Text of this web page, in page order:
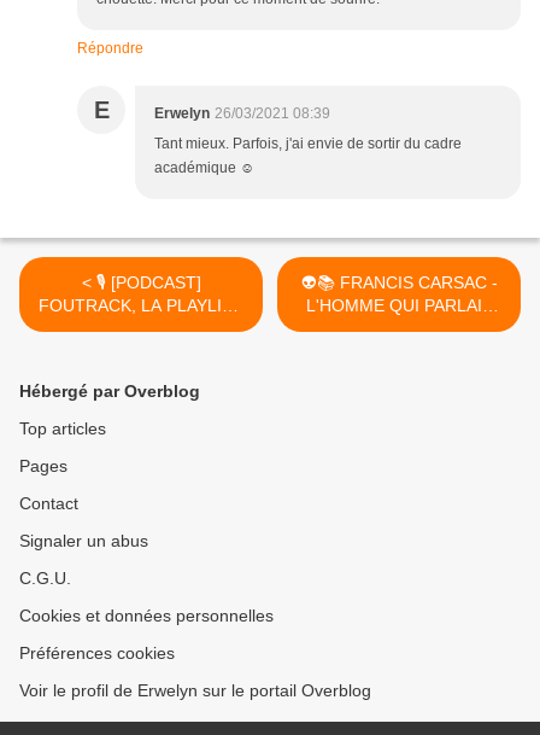
Répondre
E Erwelyn 26/03/2021 08:39
Tant mieux. Parfois, j'ai envie de sortir du cadre
académique ☺
< 🎙️ [PODCAST]
FOUTRACK, LA PLAYLIST
DE L'ENFER #12 -
👽📚 FRANCIS CARSAC -
L'HOMME QUI PARLAIT
AUX MARTIENS (1958) >
Hébergé par Overblog
Top articles
Pages
Contact
Signaler un abus
C.G.U.
Cookies et données personnelles
Préférences cookies
Voir le profil de Erwelyn sur le portail Overblog